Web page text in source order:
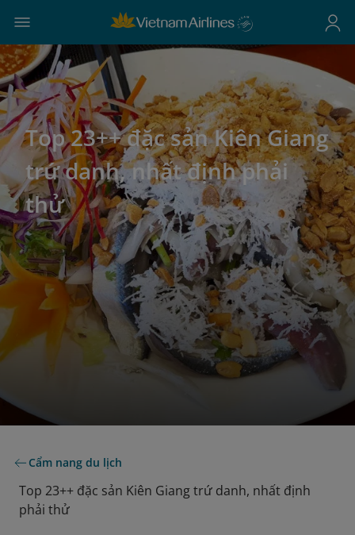
Top 23++ đặc sản Kiên Giang
trứ danh, nhất định phải
thử
Cẩm nang du lịch
Top 23++ đặc sản Kiên Giang trứ danh, nhất định
phải thử